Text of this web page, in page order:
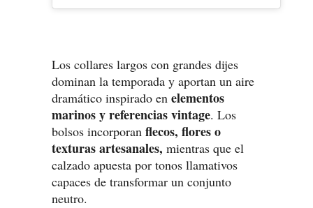
Los collares largos con grandes dijes
dominan la temporada y aportan un aire
dramático inspirado en elementos
marinos y referencias vintage. Los
bolsos incorporan flecos, flores o
texturas artesanales, mientras que el
calzado apuesta por tonos llamativos
capaces de transformar un conjunto
neutro.